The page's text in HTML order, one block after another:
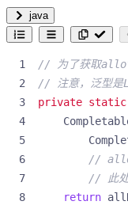
java
// 为了获取allof
// 注意，泛型
private static
// allof
// 此
return